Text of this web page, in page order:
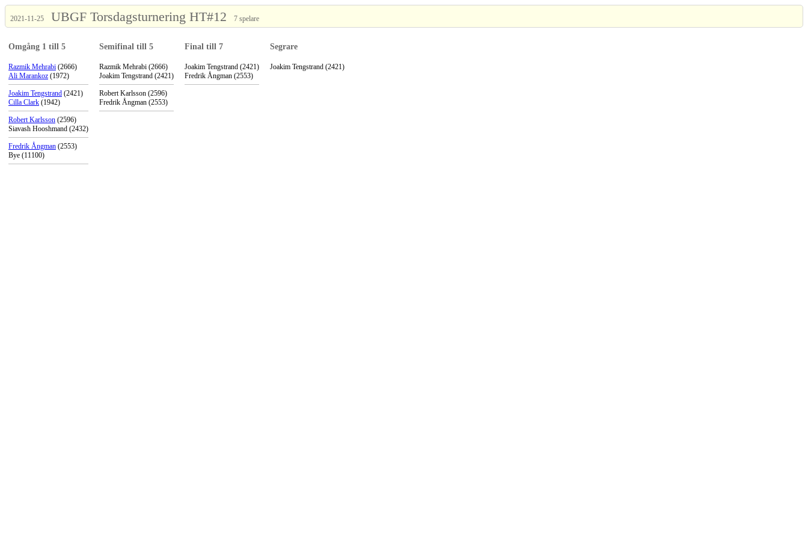
2021-11-25 UBGF Torsdagsturnering HT#12 7 spelare
Omgång 1 till 5
Razmik Mehrabi (2666)
Ali Marankoz (1972)
Joakim Tengstrand (2421)
Cilla Clark (1942)
Robert Karlsson (2596)
Siavash Hooshmand (2432)
Fredrik Ångman (2553)
Bye (11100)
Semifinal till 5
Razmik Mehrabi (2666)
Joakim Tengstrand (2421)
Robert Karlsson (2596)
Fredrik Ångman (2553)
Final till 7
Joakim Tengstrand (2421)
Fredrik Ångman (2553)
Segrare
Joakim Tengstrand (2421)